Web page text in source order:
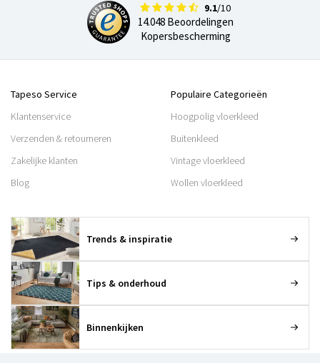
9.1/10
14.048 Beoordelingen
Kopersbescherming
Tapeso Service
Klantenservice
Verzenden & retourneren
Zakelijke klanten
Blog
Populaire Categorieën
Hoogpolig vloerkleed
Buitenkleed
Vintage vloerkleed
Wollen vloerkleed
Trends & inspiratie
Tips & onderhoud
Binnenkijken